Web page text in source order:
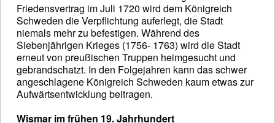
Friedensvertrag im Juli 1720 wird dem Königreich
Schweden die Verpflichtung auferlegt, die Stadt
niemals mehr zu befestigen. Während des
Siebenjährigen Krieges (1756- 1763) wird die Stadt
erneut von preußischen Truppen heimgesucht und
gebrandschatzt. In den Folgejahren kann das schwer
angeschlagene Königreich Schweden kaum etwas zur
Aufwärtsentwicklung beitragen.
Wismar im frühen 19. Jahrhundert